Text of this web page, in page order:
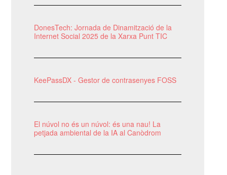
DonesTech: Jornada de Dinamització de la
Internet Social 2025 de la Xarxa Punt TIC
KeePassDX - Gestor de contrasenyes FOSS
El núvol no és un núvol: és una nau! La
petjada ambiental de la IA al Canòdrom